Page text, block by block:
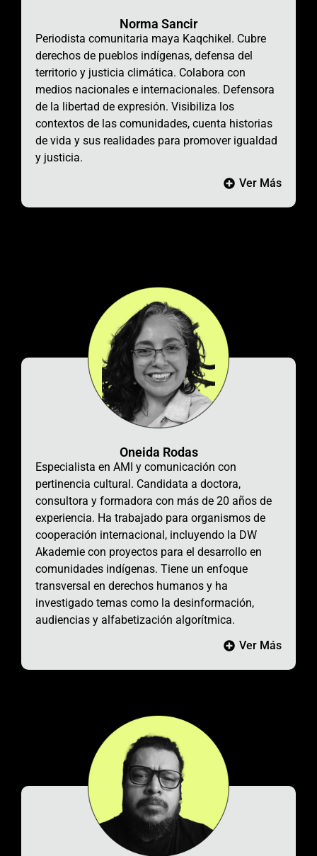
Norma Sancir
Periodista comunitaria maya Kaqchikel. Cubre
derechos de pueblos indígenas, defensa del
territorio y justicia climática. Colabora con
medios nacionales e internacionales. Defensora
de la libertad de expresión. Visibiliza los
contextos de las comunidades, cuenta historias
de vida y sus realidades para promover igualdad
y justicia.
Ver Más
Oneida Rodas
Especialista en AMI y comunicación con
pertinencia cultural. Candidata a doctora,
consultora y formadora con más de 20 años de
experiencia. Ha trabajado para organismos de
cooperación internacional, incluyendo la DW
Akademie con proyectos para el desarrollo en
comunidades indígenas. Tiene un enfoque
transversal en derechos humanos y ha
investigado temas como la desinformación,
audiencias y alfabetización algorítmica.
Ver Más